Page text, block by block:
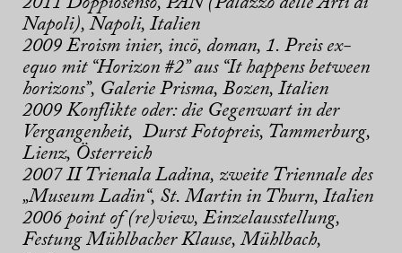
Napoli), Napoli, Italien
2009 Eroism inier, incö, doman, 1. Preis ex-
equo mit “Horizon #2” aus “It happens between
horizons”, Galerie Prisma, Bozen, Italien
2009 Konflikte oder: die Gegenwart in der
Vergangenheit, Durst Fotopreis, Tammerburg,
Lienz, Österreich
2007 II Trienala Ladina, zweite Triennale des
„Museum Ladin“, St. Martin in Thurn, Italien
2006 point of (re)view, Einzelausstellung,
Festung Mühlbacher Klause, Mühlbach,